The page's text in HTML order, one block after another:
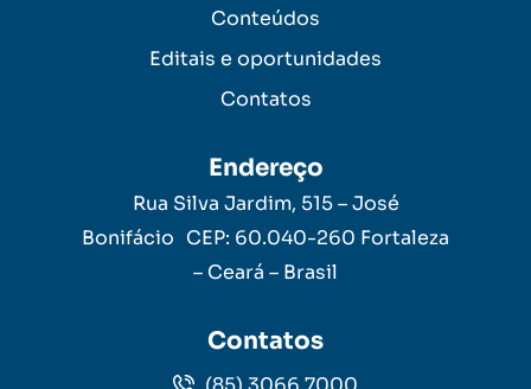
Conteúdos
Editais e oportunidades
Contatos
Endereço
Rua Silva Jardim, 515 – José
Bonifácio CEP: 60.040-260 Fortaleza
– Ceará – Brasil
Contatos